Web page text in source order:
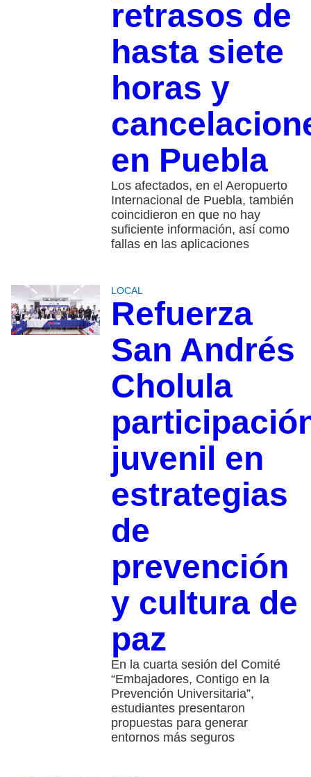
retrasos de
hasta siete
horas y
en Puebla
Los afectados, en el Aeropuerto
Internacional de Puebla, también
coincidieron en que no hay
suficiente información, así como
fallas en las aplicaciones
LOCAL
Refuerza
San Andrés
Cholula
juvenil en
estrategias
de
prevención
y cultura de
paz
En la cuarta sesión del Comité
“Embajadores, Contigo en la
Prevención Universitaria”,
estudiantes presentaron
propuestas para generar
entornos más seguros